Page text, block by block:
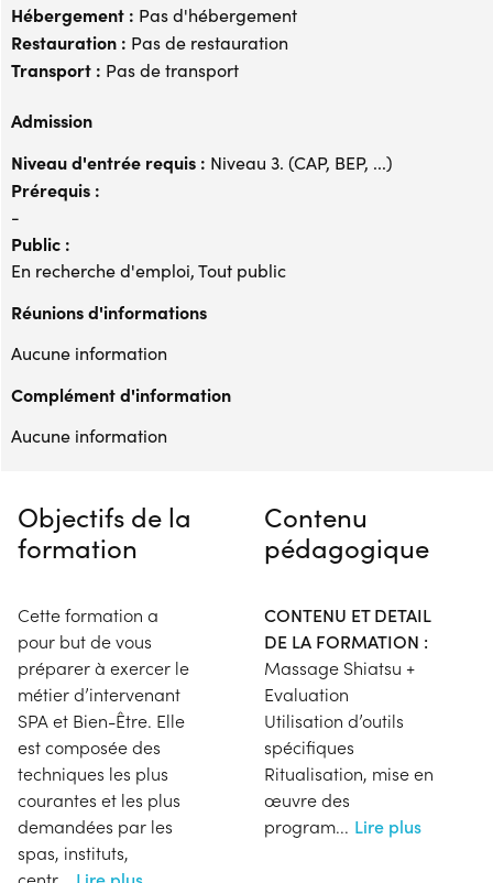
Hébergement : Pas d'hébergement
Restauration : Pas de restauration
Transport : Pas de transport
Admission
Niveau d'entrée requis : Niveau 3. (CAP, BEP, ...)
Prérequis :
-
Public :
En recherche d'emploi, Tout public
Réunions d'informations
Aucune information
Complément d'information
Aucune information
Objectifs de la
formation
Cette formation a
pour but de vous
préparer à exercer le
métier d’intervenant
SPA et Bien-Être. Elle
est composée des
techniques les plus
courantes et les plus
demandées par les
spas, instituts,
Contenu
pédagogique
CONTENU ET DETAIL
DE LA FORMATION :
Massage Shiatsu +
Evaluation
Utilisation d’outils
spécifiques
Ritualisation, mise en
œuvre des
program... Lire plus